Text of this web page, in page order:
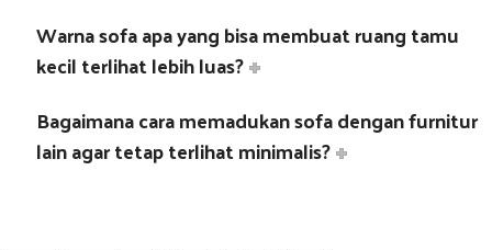
Warna sofa apa yang bisa membuat ruang tamu
kecil terlihat lebih luas?
Bagaimana cara memadukan sofa dengan furnitur
lain agar tetap terlihat minimalis?